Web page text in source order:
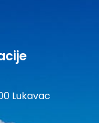
Lukavac